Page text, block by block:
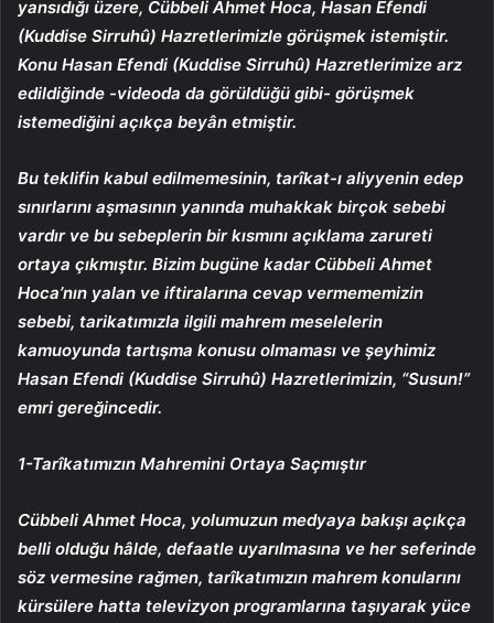
yansıdığı üzere, Cübbeli Ahmet Hoca, Hasan Efendi
(Kuddise Sirruhû) Hazretlerimizle görüşmek istemiştir.
Konu Hasan Efendi (Kuddise Sirruhû) Hazretlerimize arz
edildiğinde -videoda da görüldüğü gibi- görüşmek
istemediğini açıkça beyân etmiştir.
Bu teklifin kabul edilmemesinin, tarîkat-ı aliyyenin edep
sınırlarını aşmasının yanında muhakkak birçok sebebi
vardır ve bu sebeplerin bir kısmını açıklama zarureti
ortaya çıkmıştır. Bizim bugüne kadar Cübbeli Ahmet
Hoca’nın yalan ve iftiralarına cevap vermememizin
sebebi, tarikatımızla ilgili mahrem meselelerin
kamuoyunda tartışma konusu olmaması ve şeyhimiz
Hasan Efendi (Kuddise Sirruhû) Hazretlerimizin, “Susun!”
emri gereğincedir.
1-Tarîkatımızın Mahremini Ortaya Saçmıştır
Cübbeli Ahmet Hoca, yolumuzun medyaya bakışı açıkça
belli olduğu hâlde, defaatle uyarılmasına ve her seferinde
söz vermesine rağmen, tarîkatımızın mahrem konularını
kürsülere hatta televizyon programlarına taşıyarak yüce